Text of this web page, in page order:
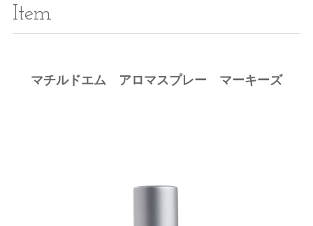
Item
マチルドエム アロマスプレー マーキーズ